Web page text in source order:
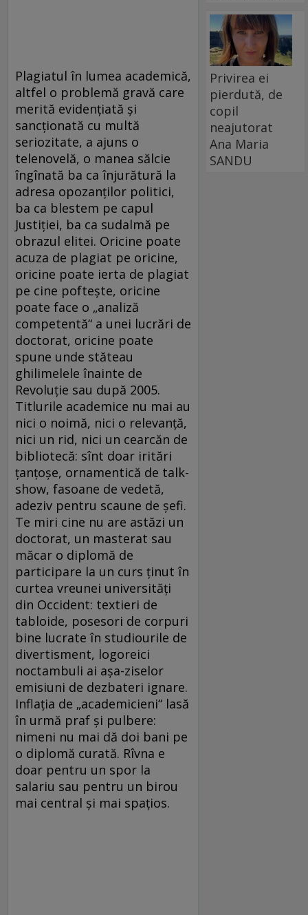
Plagiatul în lumea academică,
altfel o problemă gravă care
merită evidențiată și
sancționată cu multă
seriozitate, a ajuns o
telenovelă, o manea sălcie
îngînată ba ca înjurătură la
adresa opozanților politici,
ba ca blestem pe capul
Justiției, ba ca sudalmă pe
obrazul elitei. Oricine poate
acuza de plagiat pe oricine,
oricine poate ierta de plagiat
pe cine poftește, oricine
poate face o „analiză
competentă“ a unei lucrări de
doctorat, oricine poate
spune unde stăteau
ghilimelele înainte de
Revoluție sau după 2005.
Titlurile academice nu mai au
nici o noimă, nici o relevanță,
nici un rid, nici un cearcăn de
bibliotecă: sînt doar iritări
țanțoșe, ornamentică de talk-
show, fasoane de vedetă,
adeziv pentru scaune de șefi.
Te miri cine nu are astăzi un
doctorat, un masterat sau
măcar o diplomă de
participare la un curs ținut în
curtea vreunei universități
din Occident: textieri de
tabloide, posesori de corpuri
bine lucrate în studiourile de
divertisment, logoreici
noctambuli ai așa-ziselor
emisiuni de dezbateri ignare.
Inflația de „academicieni“ lasă
în urmă praf și pulbere:
nimeni nu mai dă doi bani pe
o diplomă curată. Rîvna e
doar pentru un spor la
salariu sau pentru un birou
mai central și mai spațios.
Privirea ei
pierdută, de
copil
neajutorat
Ana Maria
SANDU